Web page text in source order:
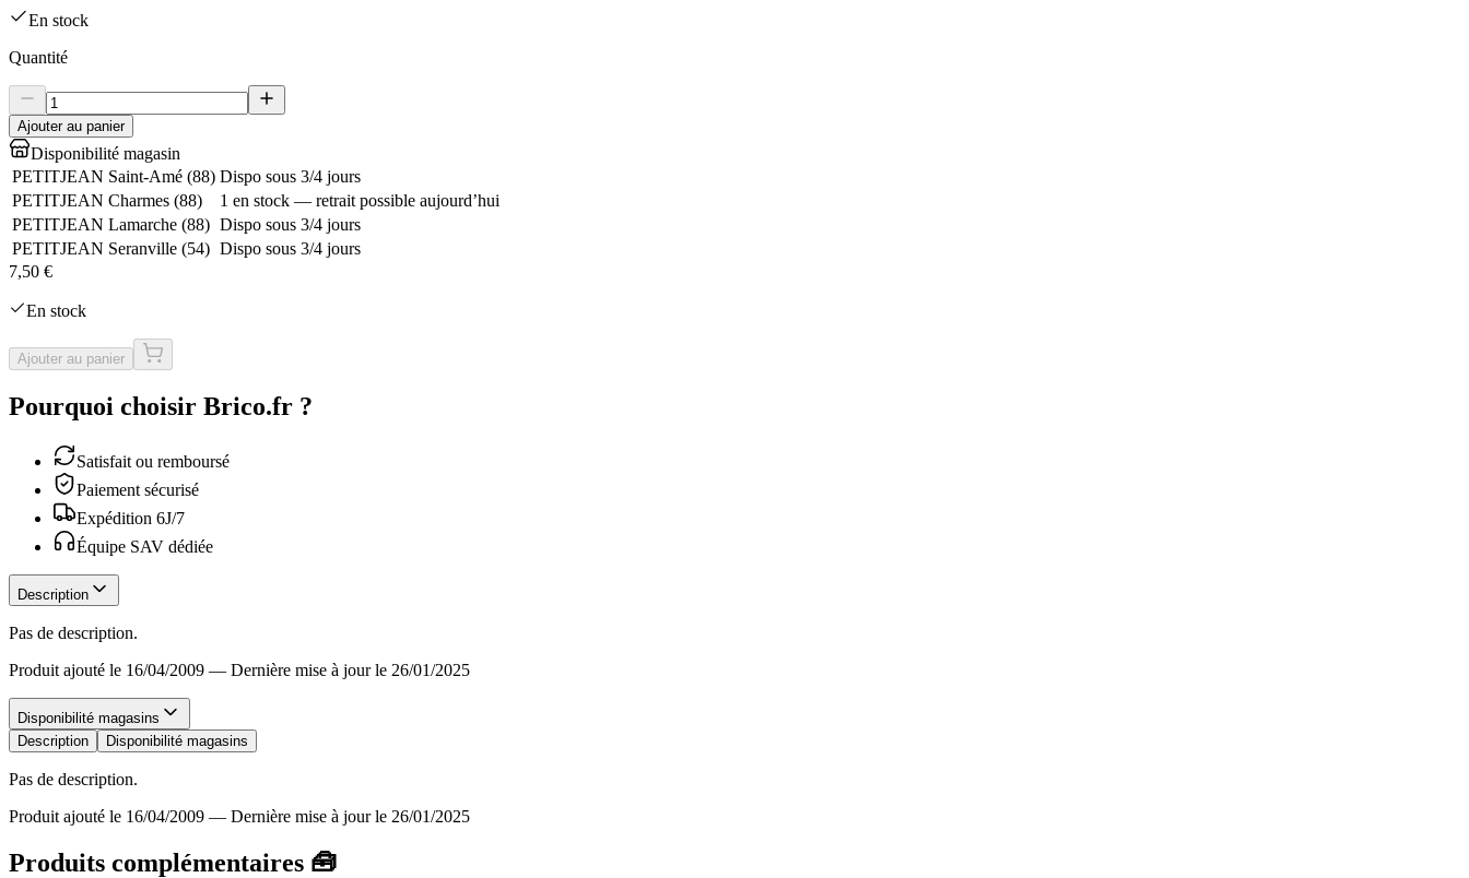
En stock
Quantité
Ajouter au panier
Disponibilité magasin
PETITJEAN Saint-Amé (88) Dispo sous 3/4 jours
PETITJEAN Charmes (88)
1 en stock — retrait possible aujourd’hui
PETITJEAN Lamarche (88) Dispo sous 3/4 jours
PETITJEAN Seranville (54) Dispo sous 3/4 jours
7,50 €
En stock
Ajouter au panier
Pourquoi choisir Brico.fr ?
Satisfait ou remboursé
Paiement sécurisé
Expédition 6J/7
Équipe SAV dédiée
Description
Pas de description.
Produit ajouté le 16/04/2009 — Dernière mise à jour le 26/01/2025
Disponibilité magasins
Description
Disponibilité magasins
Pas de description.
Produit ajouté le 16/04/2009 — Dernière mise à jour le 26/01/2025
Produits complémentaires 🧰